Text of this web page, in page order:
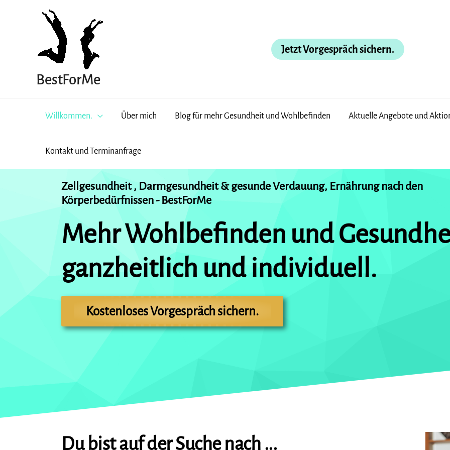
BestForMe
Jetzt Vorgespräch sichern.
Willkommen. Über mich Blog für mehr Gesundheit und Wohlbefinden Aktuelle Angebote und
Kontakt und Terminanfrage
Zellgesundheit , Darmgesundheit & gesunde Verdauung, Ernährung nach den
Körperbedürfnissen - BestForMe
Mehr Wohlbefinden und
ganzheitlich und individuell.
Kostenloses Vorgespräch sichern.
Du bist auf der Suche nach ...